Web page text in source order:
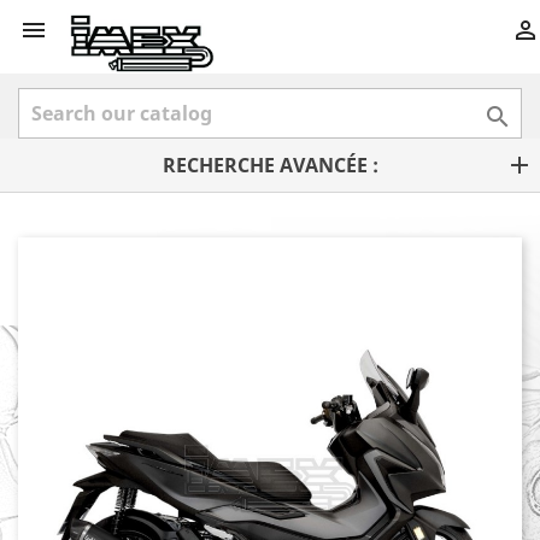
 

RECHERCHE AVANCÉE :